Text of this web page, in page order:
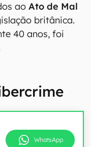
ao Ato de Mal
britânica.
40 anos, foi
WhatsApp